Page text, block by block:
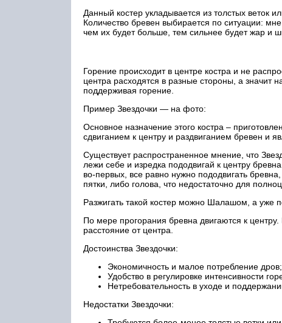
Данный костер укладывается из толстых веток
Количество бревен выбирается по ситуации:
чем их будет больше, тем сильнее будет жар и
Горение происходит в центре костра и не
центра расходятся в разные стороны, а значит
поддерживая горение.
Пример Звездочки — на фото:
Основное назначение этого костра –
сдвиганием к центру и раздвиганием бревен и
Существует распространенное мнение, что
лежи себе и изредка пододвигай к центру
во-первых, все равно нужно пододвигать
пятки, либо голова, что недостаточно для
Разжигать такой костер можно Шалашом, а уже
По мере прогорания бревна двигаются к
расстояние от центра.
Достоинства Звездочки:
Экономичность и малое потребление дров;
Удобство в регулировке интенсивности
Нетребовательность в уходе и
Недостатки Звездочки: